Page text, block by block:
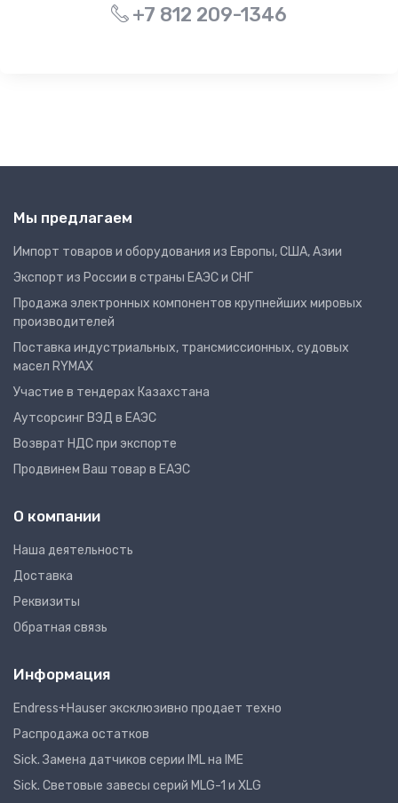
+7 812 209-1346
Мы предлагаем
Импорт товаров и оборудования из Европы, США, Азии
Экспорт из России в страны ЕАЭС и СНГ
Продажа электронных компонентов крупнейших мировых
производителей
Поставка индустриальных, трансмиссионных, судовых
масел RYMAX
Участие в тендерах Казахстана
Аутсорсинг ВЭД в ЕАЭС
Возврат НДС при экспорте
Продвинем Ваш товар в ЕАЭС
О компании
Наша деятельность
Доставка
Реквизиты
Обратная связь
Информация
Endress+Hauser эксклюзивно продает техно
Распродажа остатков
Sick. Замена датчиков серии IML на IME
Sick. Световые завесы серий MLG-1 и XLG